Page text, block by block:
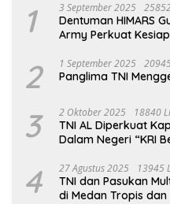
1 3 September 2025
Dentuman HIMARS
Army Perkuat
2 1 September 2025
Panglima TNI
3 2 Oktober 2025 18840
TNI AL Diperkuat
Dalam Negeri “KRI
4 27 Agustus 2025 13945
TNI dan Pasukan
di Medan Tropis